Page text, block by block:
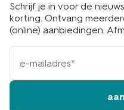
Schrijf je in voor de
korting. Ontvang
(online) aanbiedingen.
e-
mailadres